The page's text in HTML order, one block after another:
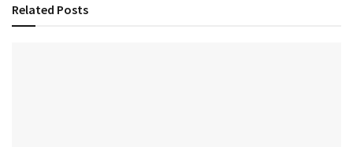
Related Posts